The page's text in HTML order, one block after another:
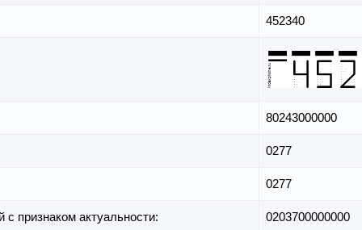
452340
80243000000
0277
0277
с признаком актуальности: 0203700000000